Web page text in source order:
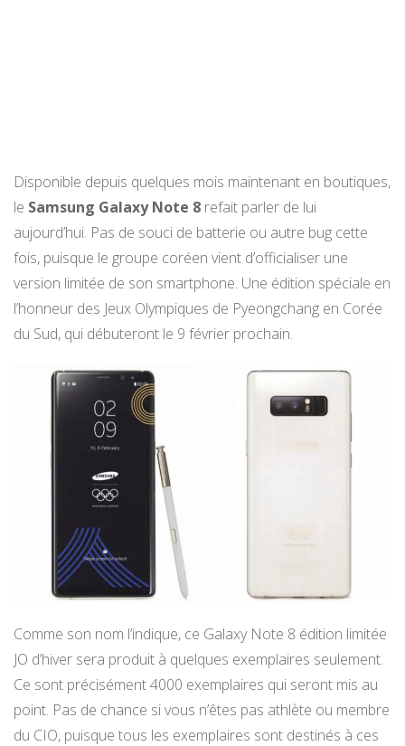
Disponible depuis quelques mois maintenant en boutiques,
le Samsung Galaxy Note 8 refait parler de lui
aujourd’hui. Pas de souci de batterie ou autre bug cette
fois, puisque le groupe coréen vient d’officialiser une
version limitée de son smartphone. Une édition spéciale en
l’honneur des Jeux Olympiques de Pyeongchang en Corée
du Sud, qui débuteront le 9 février prochain.
Comme son nom l’indique, ce Galaxy Note 8 édition limitée
JO d’hiver sera produit à quelques exemplaires seulement.
Ce sont précisément 4000 exemplaires qui seront mis au
point. Pas de chance si vous n’êtes pas athlète ou membre
du CIO, puisque tous les exemplaires sont destinés à ces